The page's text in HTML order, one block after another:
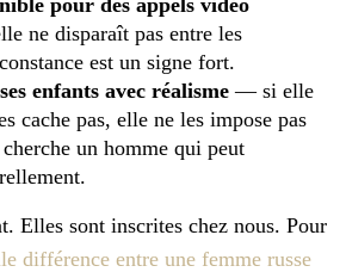
ne disparaît pas entre les
est un signe fort.
enfants avec réalisme — si elle
cache pas, elle ne les impose pas
un homme qui peut
Elles sont inscrites chez nous. Pour
différence entre une femme russe